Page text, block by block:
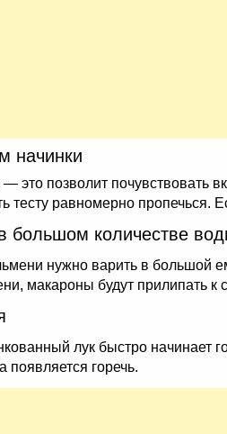
начинки
позволит почувствовать
тесту равномерно пропечься.
большом количестве
нужно варить в большой
макароны будут прилипать к
лук быстро начинает
появляется горечь.